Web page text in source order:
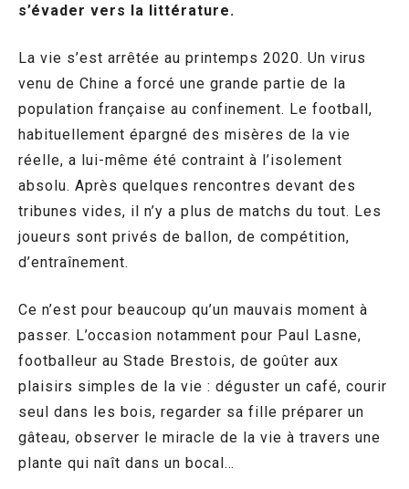
s’évader vers la littérature.
La vie s’est arrêtée au printemps 2020. Un virus
venu de Chine a forcé une grande partie de la
population française au confinement. Le football,
habituellement épargné des misères de la vie
réelle, a lui-même été contraint à l’isolement
absolu. Après quelques rencontres devant des
tribunes vides, il n’y a plus de matchs du tout. Les
joueurs sont privés de ballon, de compétition,
d’entraînement.
Ce n’est pour beaucoup qu’un mauvais moment à
passer. L’occasion notamment pour Paul Lasne,
footballeur au Stade Brestois, de goûter aux
plaisirs simples de la vie : déguster un café, courir
seul dans les bois, regarder sa fille préparer un
gâteau, observer le miracle de la vie à travers une
plante qui naît dans un bocal…